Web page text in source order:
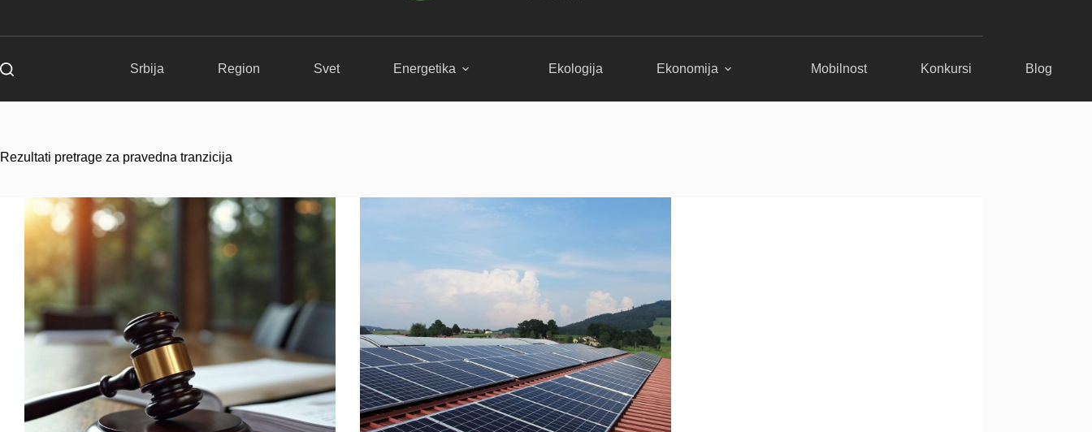
Srbija Region Svet Energetika Ekologija Ekonomija Mobilnost Konkursi Blog
Rezultati pretrage za pravedna tranzicija